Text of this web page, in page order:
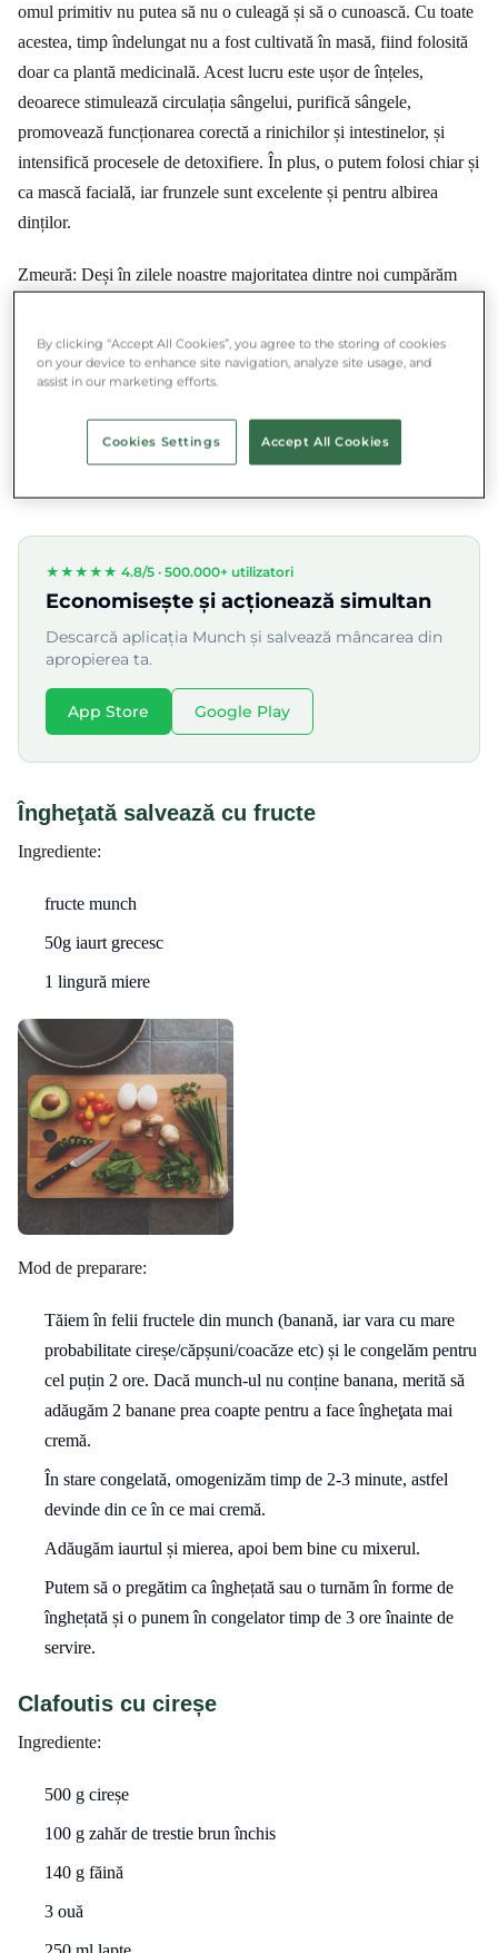
omul primitiv nu putea să nu o culeagă și să o cunoască. Cu toate
acestea, timp îndelungat nu a fost cultivată în masă, fiind folosită
doar ca plantă medicinală. Acest lucru este ușor de înțeles,
deoarece stimulează circulația sângelui, purifică sângele,
promovează funcționarea corectă a rinichilor și intestinelor, și
intensifică procesele de detoxifiere. În plus, o putem folosi chiar și
ca mască facială, iar frunzele sunt excelente și pentru albirea
dinților.
Zmeură: Deși în zilele noastre majoritatea dintre noi cumpărăm
zmeură este important să știe că frunzele de zmeură conțin și ele
nutrienți valoroși. Deci, pe lângă fruct, merită și să culeagă
frunzele, deoarece din ele putem pregăti un ceai delicios. Ceaiul
din frunze de zmeură este consumat cu plăcere în ultimele luni de
sarcină de viitoarele mame, deoarece lărgește musculatura din
★★★★★ 4.8/5 · 500.000+ utilizatori
Economisește și acționează simultan
Descarcă aplicația Munch și salvează mâncarea din
apropierea ta.
App Store Google Play
Îngheţată salvează cu fructe
Ingrediente:
fructe munch
50g iaurt grecesc
1 lingură miere
Mod de preparare:
Tăiem în felii fructele din munch (banană, iar vara cu mare
probabilitate cireșe/căpșuni/coacăze etc) și le congelăm pentru
cel puțin 2 ore. Dacă munch-ul nu conține banana, merită să
adăugăm 2 banane prea coapte pentru a face îngheţata mai
cremă.
În stare congelată, omogenizăm timp de 2-3 minute, astfel
devinde din ce în ce mai cremă.
Adăugăm iaurtul și mierea, apoi bem bine cu mixerul.
Putem să o pregătim ca înghețată sau o turnăm în forme de
înghețată și o punem în congelator timp de 3 ore înainte de
servire.
Clafoutis cu cireșe
Ingrediente:
500 g cireșe
100 g zahăr de trestie brun închis
140 g făină
3 ouă
By clicking “Accept All Cookies”, you agree to the storing of cookies
on your device to enhance site navigation, analyze site usage, and
assist in our marketing efforts.
Cookies Settings Accept All Cookies